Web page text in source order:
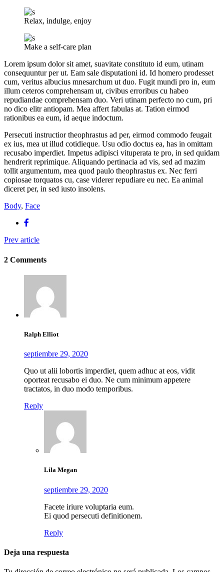
Relax, indulge, enjoy
Make a self-care plan
Lorem ipsum dolor sit amet, suavitate constituto id eum, utinam
consequuntur per ut. Eam sale disputationi id. Id homero prodesset
cum, veritus albucius mnesarchum ut duo. Fugit mundi pro in, eum
illum ceteros comprehensam ut, civibus erroribus cu habeo
repudiandae comprehensam duo. Veri utinam perfecto no cum, pri
no dico elitr antiopam. Mea affert fabulas at. Tation eirmod
rationibus ea eum, id aeque indoctum.
Persecuti instructior theophrastus ad per, eirmod commodo feugait
ex ius, mea ut illud cotidieque. Usu odio doctus ea, has in omittam
recusabo imperdiet. Impetus adipisci vituperata te pro, in sed quidam
hendrerit reprimique. Aliquando pertinacia ad vis, sed ad mazim
tollit argumentum, mea quod paulo theophrastus ex. Nec ferri
copiosae torquatos cu, case viderer repudiare eu nec. Ea animal
diceret per, in sed iusto insolens.
Body, Face
Prev article
2 Comments
Ralph Elliot
septiembre 29, 2020
Quo ut alii lobortis imperdiet, quem adhuc at eos, vidit
oporteat recusabo ei duo. Ne cum minimum appetere
tractatos, in duo modo temporibus.
Reply
Lila Megan
septiembre 29, 2020
Facete iriure voluptaria eum.
Ei quod persecuti definitionem.
Reply
Deja una respuesta